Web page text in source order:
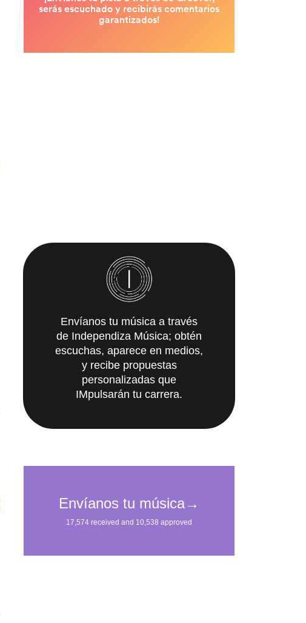
Envíanos tu música a través
de Independiza Música; obtén
escuchas, aparece en medios,
y recibe propuestas
personalizadas que
IMpulsarán tu carrera.